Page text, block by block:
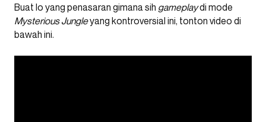
Buat lo yang penasaran gimana sih gameplaydi mode
Mysterious Jungleyang kontroversial ini, tonton video di
bawah ini.